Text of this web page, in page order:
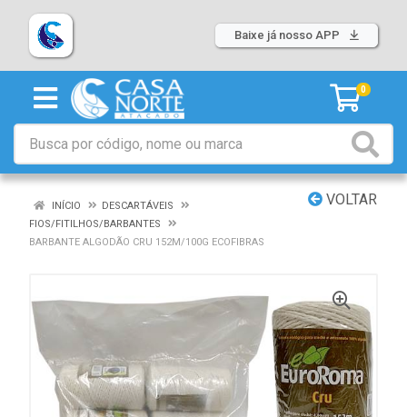
Baixe já nosso APP
0
VOLTAR
INÍCIO
DESCARTÁVEIS
FIOS/FITILHOS/BARBANTES
BARBANTE ALGODÃO CRU 152M/100G ECOFIBRAS